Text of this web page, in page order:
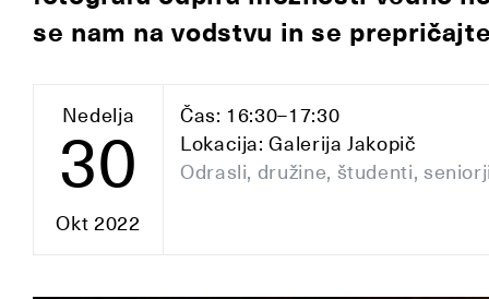
se nam na vodstvu in se
Nedelja
30
Okt 2022
Čas: 16:30–17:30
Lokacija: Galerija Jakopič
Odrasli, družine, študenti,